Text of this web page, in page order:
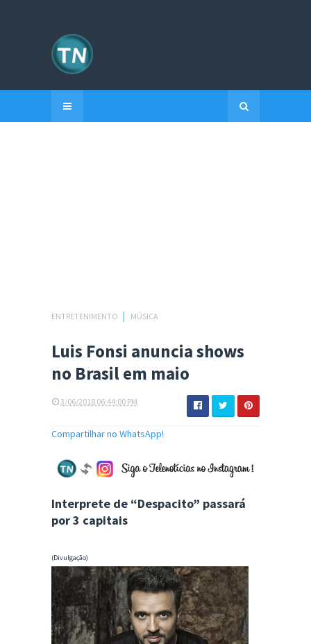
ENTRETENIMENTO MÚSICA
Luis Fonsi anuncia shows
no Brasil em maio
3/06/2018 06:44:00 PM
Compartilhar no WhatsApp!
Interprete de “Despacito” passará
por 3 capitais
(Divulgação)